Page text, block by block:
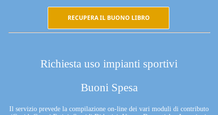
RECUPERA IL BUONO LIBRO
Richiesta uso impianti sportivi
Buoni Spesa
Il servizio prevede la compilazione on-line dei vari moduli di contributo